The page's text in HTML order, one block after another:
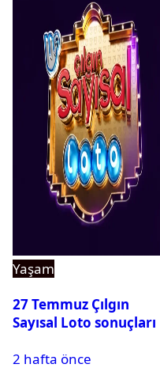
Yaşam
27 Temmuz Çılgın
Sayısal Loto sonuçları
2 hafta önce